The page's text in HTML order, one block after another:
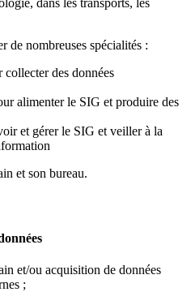
dans les transports, les
de nombreuses spécialités :
collecter des données
alimenter le SIG et produire des
et gérer le SIG et veiller à la
et son bureau.
et/ou acquisition de données
;